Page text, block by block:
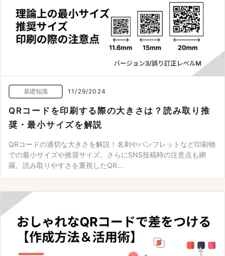
基礎知識 11/29/2024
QRコードを印刷する際の大きさは？読み取り推
奨・最小サイズを解説
QRコードの適切な大きさを解説！名刺やパンフレットなど印刷物
での最小サイズや推奨サイズ、さらにSNS投稿時の注意点も網
羅。読み取りやすさを重視したQR...